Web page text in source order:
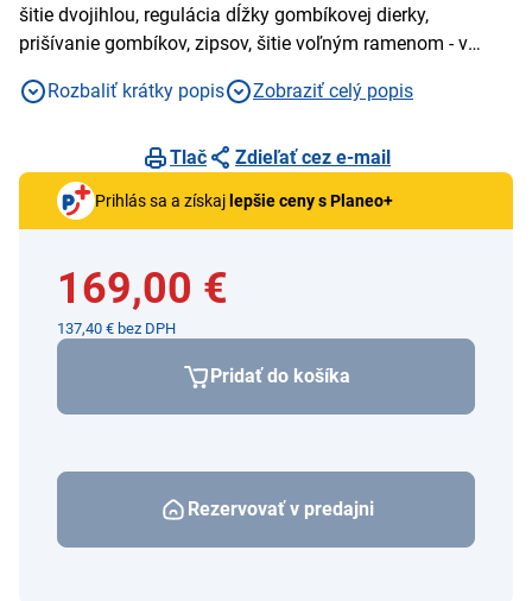
šitie dvojihlou, regulácia dĺžky gombíkovej dierky,
prišívanie gombíkov, zipsov, šitie voľným ramenom - v
Rozbaliť krátky popis
Zobraziť celý popis
Tlač Zdieľať cez e-mail
Prihlás sa a získaj lepšie ceny s Planeo+
169,00 €
137,40 € bez DPH
Pridať do košíka
Rezervovať v predajni